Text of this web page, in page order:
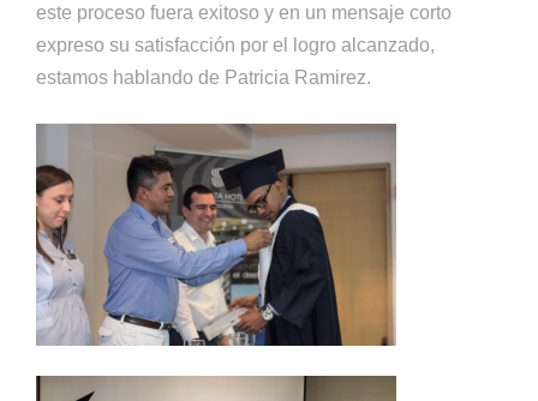
este proceso fuera exitoso y en un mensaje corto
expreso su satisfacción por el logro alcanzado,
estamos hablando de Patricia Ramirez.